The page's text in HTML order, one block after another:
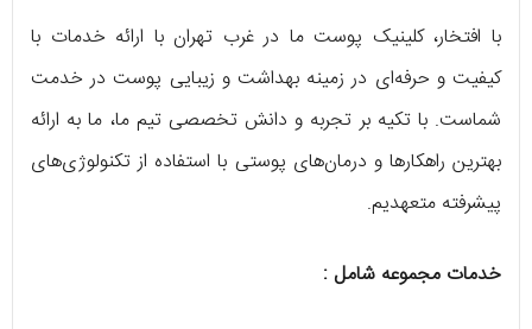
با افتخار، کلینیک پوست ما در غرب تهران با ارائه خدمات با
کیفیت و حرفه‌ای در زمینه بهداشت و زیبایی پوست در خدمت
شماست. با تکیه بر تجربه و دانش تخصصی تیم ما، ما به ارائه
بهترین راهکارها و درمان‌های پوستی با استفاده از تکنولوژی‌های
پیشرفته متعهدیم.
خدمات مجموعه شامل :